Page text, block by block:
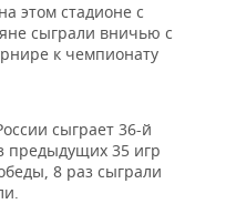
этом стадионе с
сыграли вничью с
к чемпионату
сыграет 36-й
предыдущих 35 игр
8 раз сыграли